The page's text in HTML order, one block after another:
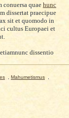
conuersa quae hunc
dissertat praecipue
sit et quomodo in
cultus Europaei et
dissentio
Mahumetismus